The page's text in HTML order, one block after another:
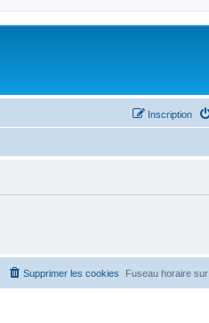
Inscription
Fuseau horaire sur
Supprimer les cookies